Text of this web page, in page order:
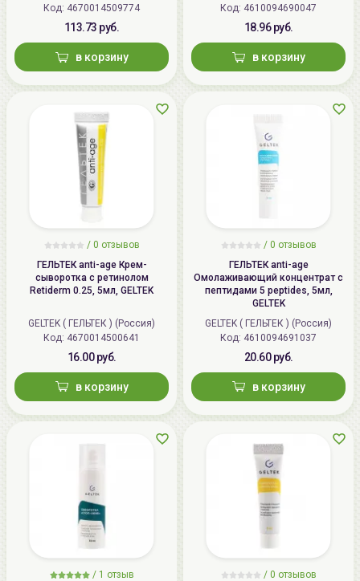
Код: 4670014509774
113.73 руб.
в корзину
Код: 4610094690047
18.96 руб.
в корзину
/ 0 отзывов
ГЕЛЬТЕК anti-age Крем-
сыворотка с ретинолом
Retiderm 0.25, 5мл, GELTEK
GELTEK ( ГЕЛЬТЕК ) (Россия)
Код: 4670014500641
16.00 руб.
в корзину
/ 0 отзывов
ГЕЛЬТЕК anti-age
Омолаживающий концентрат с
пептидами 5 peptides, 5мл,
GELTEK
GELTEK ( ГЕЛЬТЕК ) (Россия)
Код: 4610094691037
20.60 руб.
в корзину
/ 1 отзыв
/ 0 отзывов